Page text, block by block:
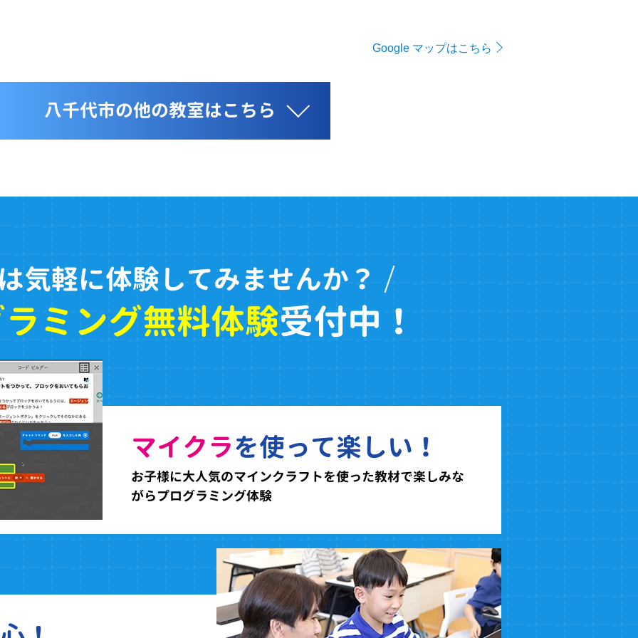
Google マップはこちら
八千代市の他の教室はこちら
気軽に体験してみませんか？
ミング無料体験受付中！
マイクラを使って楽しい！
お子様に大人気のマインクラフトを使った教材で楽しみな
がらプログラミング体験